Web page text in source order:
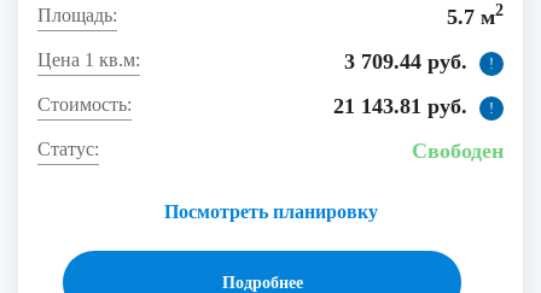
5.7 м2
3 709.44 руб. !
21 143.81 руб. !
Посмотреть планировку
Свободен
Подробнее